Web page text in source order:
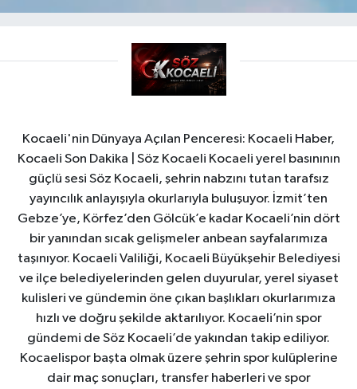
Kocaeli'nin Dünyaya Açılan Penceresi: Kocaeli Haber,
Kocaeli Son Dakika | Söz Kocaeli Kocaeli yerel basınının
güçlü sesi Söz Kocaeli, şehrin nabzını tutan tarafsız
yayıncılık anlayışıyla okurlarıyla buluşuyor. İzmit’ten
Gebze’ye, Körfez’den Gölcük’e kadar Kocaeli’nin dört
bir yanından sıcak gelişmeler anbean sayfalarımıza
taşınıyor. Kocaeli Valiliği, Kocaeli Büyükşehir Belediyesi
ve ilçe belediyelerinden gelen duyurular, yerel siyaset
kulisleri ve gündemin öne çıkan başlıkları okurlarımıza
hızlı ve doğru şekilde aktarılıyor. Kocaeli’nin spor
gündemi de Söz Kocaeli’de yakından takip ediliyor.
Kocaelispor başta olmak üzere şehrin spor kulüplerine
dair maç sonuçları, transfer haberleri ve spor